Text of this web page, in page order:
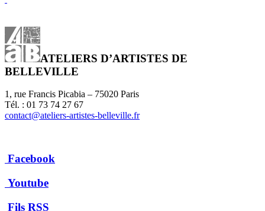
ATELIERS D’ARTISTES DE
BELLEVILLE
1, rue Francis Picabia – 75020 Paris
Tél. : 01 73 74 27 67
contact@ateliers-artistes-belleville.fr
Facebook
Youtube
Fils RSS